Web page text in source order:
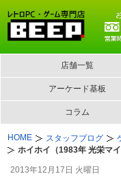
店舗一覧
アーケード基板
コラム
HOME スタッフブログ
ホイホイ（1983年 光栄マ
2013年12月17日 火曜日